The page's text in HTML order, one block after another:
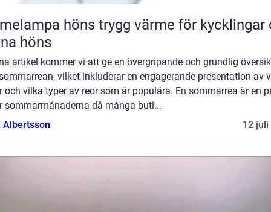
höns trygg värme för kycklingar och
höns
artikel kommer vi att ge en övergripande och grundlig
vilket inkluderar en engagerande presentation av
och vilka typer av reor som är populära. En sommarrea är en
sommarmånaderna då många buti...
Albertsson
12 juli